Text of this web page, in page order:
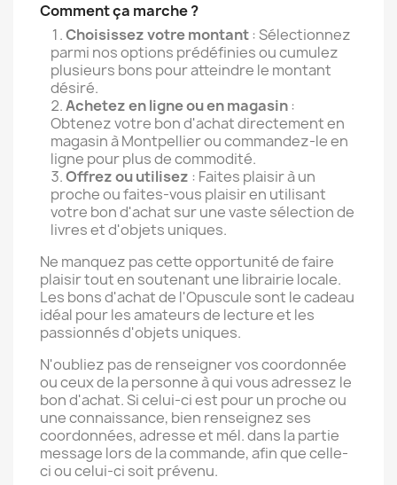
Comment ça marche ?
Choisissez votre montant : Sélectionnez
parmi nos options prédéfinies ou cumulez
plusieurs bons pour atteindre le montant
désiré.
Achetez en ligne ou en magasin :
Obtenez votre bon d'achat directement en
magasin à Montpellier ou commandez-le en
ligne pour plus de commodité.
Offrez ou utilisez : Faites plaisir à un
proche ou faites-vous plaisir en utilisant
votre bon d'achat sur une vaste sélection de
livres et d'objets uniques.
Ne manquez pas cette opportunité de faire
plaisir tout en soutenant une librairie locale.
Les bons d'achat de l'Opuscule sont le cadeau
idéal pour les amateurs de lecture et les
passionnés d'objets uniques.
N'oubliez pas de renseigner vos coordonnée
ou ceux de la personne à qui vous adressez le
bon d'achat. Si celui-ci est pour un proche ou
une connaissance, bien renseignez ses
coordonnées, adresse et mél. dans la partie
message lors de la commande, afin que celle-
ci ou celui-ci soit prévenu.